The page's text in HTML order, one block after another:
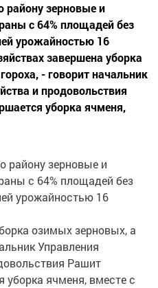
району зерновые и
с 64% площадей без
урожайностью 16
завершена уборка
- говорит начальник
и продовольствия
уборка ячменя,
району зерновые и
с 64% площадей без
урожайностью 16
озимых зерновых, а
Управления
Рашит
уборка ячменя, вместе с